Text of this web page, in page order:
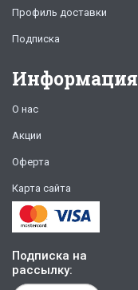
Профиль доставки
Подписка
Информация
О нас
Акции
Оферта
Карта сайта
Подписка на
рассылку: